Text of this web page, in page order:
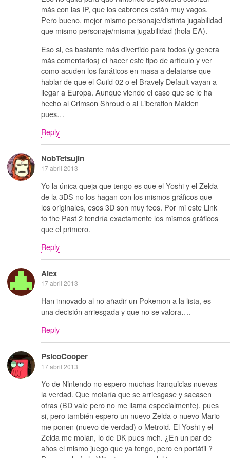
más con las IP, que los cabrones están muy vagos.
Pero bueno, mejor mismo personaje/distinta jugabilidad
que mismo personaje/misma jugabilidad (hola EA).
Eso si, es bastante más divertido para todos (y genera
más comentarios) el hacer este tipo de artículo y ver
como acuden los fanáticos en masa a delatarse que
hablar de que el Guild 02 o el Bravely Default vayan a
llegar a Europa. Aunque viendo el caso que se le ha
hecho al Crimson Shroud o al Liberation Maiden
pues…
Reply
NobTetsujin
17 abril 2013
Yo la única queja que tengo es que el Yoshi y el Zelda
de la 3DS no los hagan con los mismos gráficos que
los originales, esos 3D son muy feos. Por mi este Link
to the Past 2 tendría exactamente los mismos gráficos
que el primero.
Reply
Alex
17 abril 2013
Han innovado al no añadir un Pokemon a la lista, es
una decisión arriesgada y que no se valora….
Reply
PsicoCooper
17 abril 2013
Yo de Nintendo no espero muchas franquicias nuevas
la verdad. Que molaría que se arriesgase y sacasen
otras (BD vale pero no me llama especialmente), pues
si, pero también espero un nuevo Zelda o nuevo Mario
me ponen (nuevo de verdad) o Metroid. El Yoshi y el
Zelda me molan, lo de DK pues meh. ¿En un par de
años el mismo juego que ya tengo, pero en portátil ?